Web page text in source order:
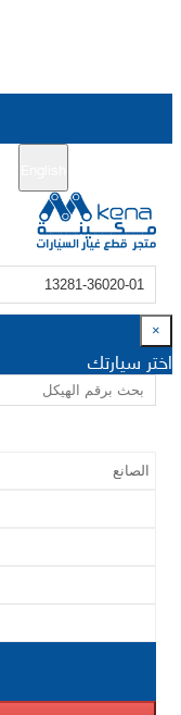
×
اختر سيارتك